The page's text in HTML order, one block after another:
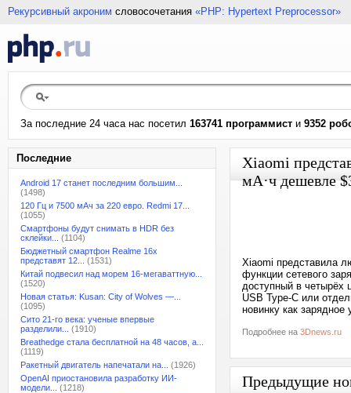
Рекурсивный акроним словосочетания «PHP: Hypertext Preprocessor»
За последние 24 часа нас посетил 163741 программист и 9352
Последние
Android 17 станет последним большим...
(1498)
120 Гц и 7500 мАч за 220 евро. Redmi 17...
(1055)
Смартфоны будут снимать в HDR без
склейки...
(1104)
Бюджетный смартфон Realme 16x
представят 12...
(1531)
Китай подвесил над морем 16-мегаваттную...
(1520)
Новая статья: Kusan: City of Wolves —...
(1095)
Сито 21-го века: ученые впервые
разделили...
(1910)
Breathedge стала бесплатной на 48 часов, а...
(1119)
Ракетный двигатель напечатали на...
(1926)
OpenAI приостановила разработку ИИ-
модели...
(1218)
Xiaomi
мА·ч дешевле
Xiaomi представила
функции сетевого
доступный в четырёх
USB Type-C или
новинку как
Подробнее на 3Dnews.ru
Предыдущие